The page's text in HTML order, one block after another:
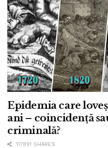
Epidemia care
ani – coincidență
criminală?
117891 SHARES